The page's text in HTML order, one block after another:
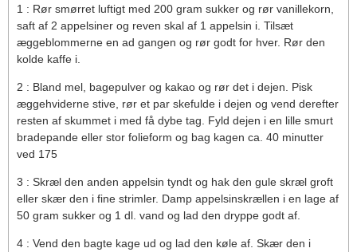
1 : Rør smørret luftigt med 200 gram sukker og rør vanillekorn,
saft af 2 appelsiner og reven skal af 1 appelsin i. Tilsæt
æggeblommerne en ad gangen og rør godt for hver. Rør den
kolde kaffe i.
2 : Bland mel, bagepulver og kakao og rør det i dejen. Pisk
æggehviderne stive, rør et par skefulde i dejen og vend derefter
resten af skummet i med få dybe tag. Fyld dejen i en lille smurt
bradepande eller stor folieform og bag kagen ca. 40 minutter
ved 175
3 : Skræl den anden appelsin tyndt og hak den gule skræl groft
eller skær den i fine strimler. Damp appelsinskrællen i en lage af
50 gram sukker og 1 dl. vand og lad den dryppe godt af.
4 : Vend den bagte kage ud og lad den køle af. Skær den i